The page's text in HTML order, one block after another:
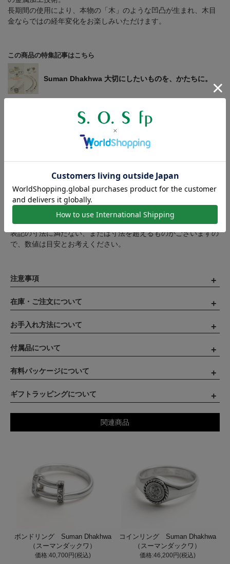
長期間の使用により、本物の「木」のような凹凸が生まれ、木目
金ならではの経年変化をお楽しみいただけます。
この商品の特集記事はこちら
Suman Dhakhwa 大切にしたいものを、かたちに。
【製造国】ネパール
【対象】メンズ
製作工程の都合上、商品のサイズには若干の個体差が生じます。
表記の寸法に満たない、または寸法を超えるものがございますの
で、数値は目安とお考えください。
注意事項
在庫・ご注文について
お手入れ方法について
付属品について
有料パッケージについて
ギフトラッピングについて
関連商品
ボンドリング Suman Dhakhwa
（スーマンダックワ）
価格:40,700円(税込)
コインリング Suman Dhakhwa
（スーマンダックワ）
価格:46,200円(税込)